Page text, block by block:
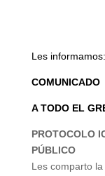
Les informamos:
COMUNICADO
A TODO EL
PROTOCOLO
PÚBLICO
Les comparto